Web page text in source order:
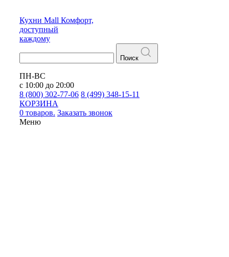
Кухни Mall Комфорт,
доступный
каждому
Поиск
ПН-ВС
с 10:00 до 20:00
8 (800) 302-77-06 8 (499) 348-15-11
КОРЗИНА
0 товаров. Заказать звонок
Меню